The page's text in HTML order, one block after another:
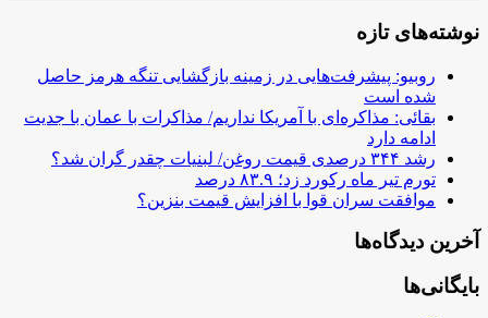
نوشته‌های تازه
روبیو: پیشرفت‌هایی در زمینه بازگشایی تنگه هرمز حاصل
شده است
بقائی: مذاکره‌ای با آمریکا نداریم/ مذاکرات با عمان با جدیت
ادامه دارد
رشد ۳۴۴ درصدی قیمت روغن/ لبنیات چقدر گران شد؟
تورم تیر ماه رکورد زد؛ ۸۳.۹ درصد
موافقت سران قوا با افزایش قیمت بنزین؟
آخرین دیدگاه‌ها
بایگانی‌ها